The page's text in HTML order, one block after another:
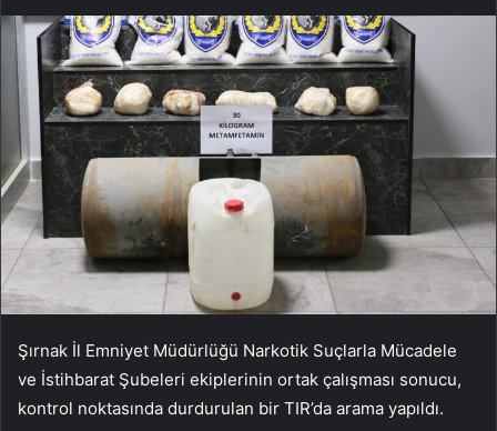
Şırnak İl Emniyet Müdürlüğü Narkotik Suçlarla Mücadele
ve İstihbarat Şubeleri ekiplerinin ortak çalışması sonucu,
kontrol noktasında durdurulan bir TIR’da arama yapıldı.